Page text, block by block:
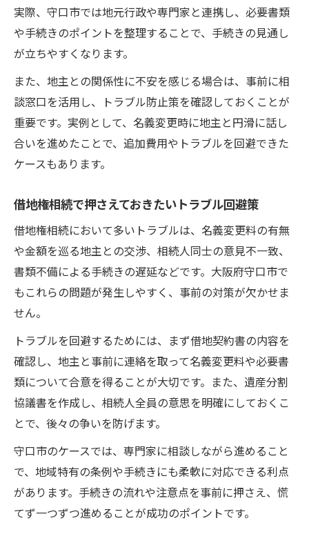
実際、守口市では地元行政や専門家と連携し、必要書類
や手続きのポイントを整理することで、手続きの見通し
が立ちやすくなります。
また、地主との関係性に不安を感じる場合は、事前に相
談窓口を活用し、トラブル防止策を確認しておくことが
重要です。実例として、名義変更時に地主と円滑に話し
合いを進めたことで、追加費用やトラブルを回避できた
ケースもあります。
借地権相続で押さえておきたいトラブル回避策
借地権相続において多いトラブルは、名義変更料の有無
や金額を巡る地主との交渉、相続人同士の意見不一致、
書類不備による手続きの遅延などです。大阪府守口市で
もこれらの問題が発生しやすく、事前の対策が欠かせま
せん。
トラブルを回避するためには、まず借地契約書の内容を
確認し、地主と事前に連絡を取って名義変更料や必要書
類について合意を得ることが大切です。また、遺産分割
協議書を作成し、相続人全員の意思を明確にしておくこ
とで、後々の争いを防げます。
守口市のケースでは、専門家に相談しながら進めること
で、地域特有の条例や手続きにも柔軟に対応できる利点
があります。手続きの流れや注意点を事前に押さえ、慌
てず一つずつ進めることが成功のポイントです。